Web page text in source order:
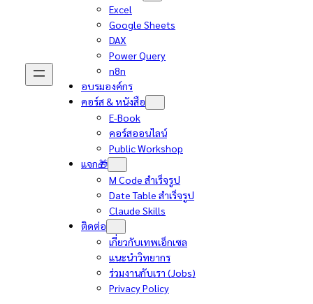
Excel
Google Sheets
DAX
Power Query
n8n
อบรมองค์กร
คอร์ส & หนังสือ
E-Book
คอร์สออนไลน์
Public Workshop
แจก🎁
M Code สำเร็จรูป
Date Table สำเร็จรูป
Claude Skills
ติดต่อ
เกี่ยวกับเทพเอ็กเซล
แนะนำวิทยากร
ร่วมงานกับเรา (Jobs)
Privacy Policy